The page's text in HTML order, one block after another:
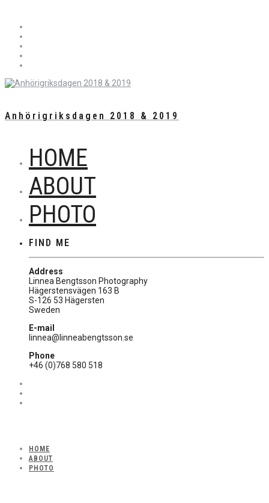
Anhörigriksdagen 2018 & 2019
HOME
ABOUT
PHOTO
FIND ME
Address
Linnea Bengtsson Photography
Hägerstensvägen 163 B
S-126 53 Hägersten
Sweden
E-mail
linnea@linneabengtsson.se
Phone
+46 (0)768 580 518
HOME
ABOUT
PHOTO